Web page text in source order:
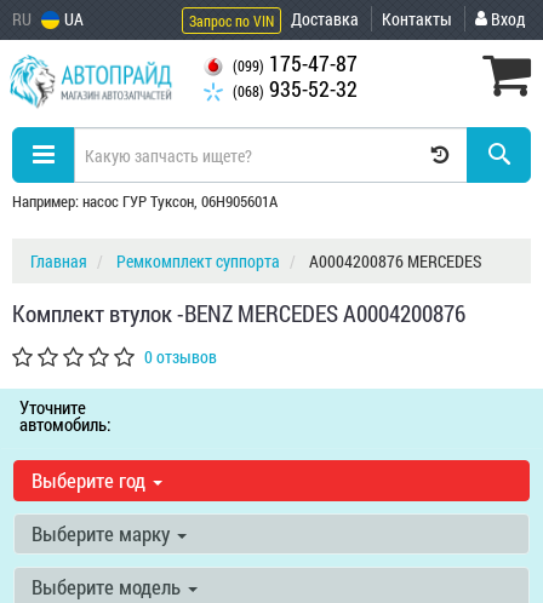
RU UA Запрос по VIN Доставка Контакты Вход
(099) 175-47-87
(068) 935-52-32
Например: насос ГУР Туксон, 06H905601A
Главная Ремкомплект суппорта A0004200876 MERCEDES
Комплект втулок -BENZ MERCEDES A0004200876
0 отзывов
Уточните
автомобиль:
Выберите год
Выберите марку
Выберите модель